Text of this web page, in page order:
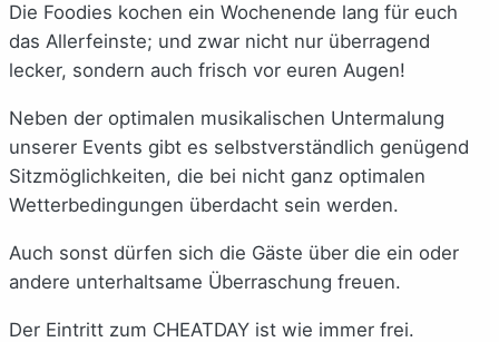
Die Foodies kochen ein Wochenende lang für euch
das Allerfeinste; und zwar nicht nur überragend
lecker, sondern auch frisch vor euren Augen!
Neben der optimalen musikalischen Untermalung
unserer Events gibt es selbstverständlich genügend
Sitzmöglichkeiten, die bei nicht ganz optimalen
Wetterbedingungen überdacht sein werden.
Auch sonst dürfen sich die Gäste über die ein oder
andere unterhaltsame Überraschung freuen.
Der Eintritt zum CHEATDAY ist wie immer frei.